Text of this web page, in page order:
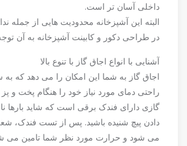
داخلی آسان تر است.
البته این آشپزخانه محدودیت هایی از جمله
در طراحی دکور و کابینت آشپزخانه به آن
آشنایی با انواع اجاق گاز با تنوع بالا
اجاق گاز به شما این امکان را می دهد که
راحتی دمای مورد نیاز خود را هنگام پخت و
گازی دارای فندک برقی است که شاید بارها
دادن پیچ شنیده باشید. پس از تست فندک،
می شود و حرارت مورد نظر شما تامین می